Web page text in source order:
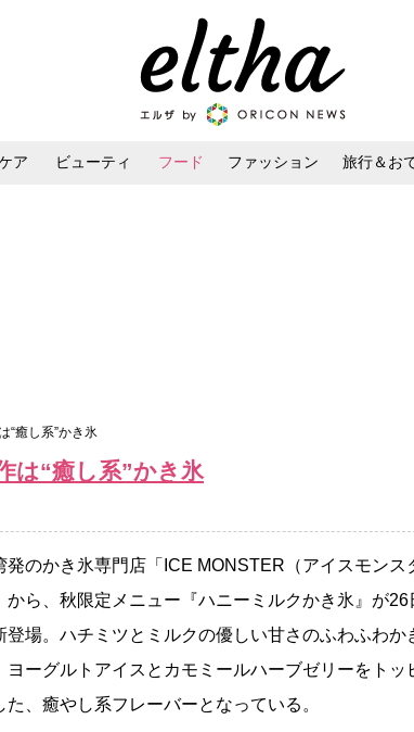
ア ビューティ フード ファッション 旅行＆お
“癒し系”かき氷
は“癒し系”かき氷
のかき氷専門店「ICE MONSTER（アイスモンス
から、秋限定メニュー『ハニーミルクかき氷』が26
登場。ハチミツとミルクの優しい甘さのふわふわか
ヨーグルトアイスとカモミールハーブゼリーをトッ
た、癒やし系フレーバーとなっている。